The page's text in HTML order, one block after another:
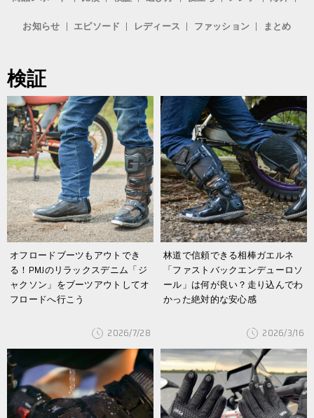
お知らせ
エピソード レディース ファッション まとめ
検証
オフロードブーツもアウトでき
る！PMJのリラックスデニム「ジ
ャクソン」をブーツアウトしてオ
フロードへ行こう
2026/7/28
林道で信頼できる相棒ガエルネ
「ファストバックエンデューロソ
ール」は何が良い？走り込んでわ
かった絶対的な安心感
2026/3/16